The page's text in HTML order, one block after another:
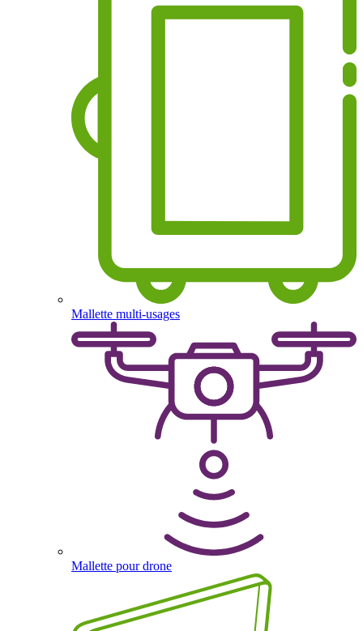
Mallette multi-usages
Mallette pour drone